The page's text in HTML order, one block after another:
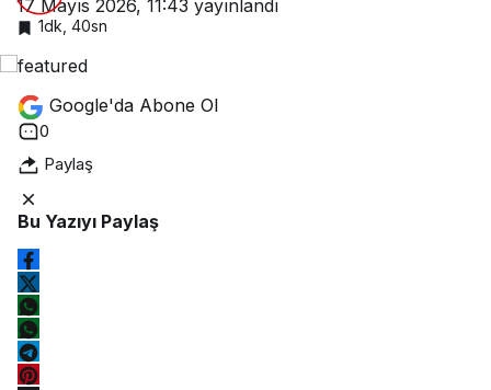
17 Mayıs 2026, 11:43 yayınlandı
1dk, 40sn
Google'da Abone Ol
0
Paylaş
Bu Yazıyı Paylaş